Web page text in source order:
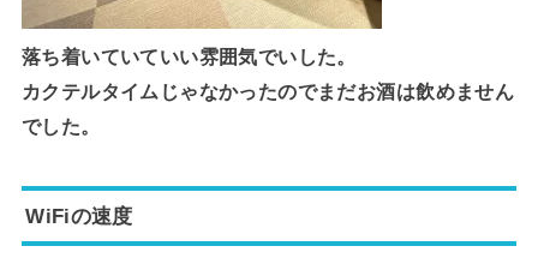
落ち着いていていい雰囲気でいした。
カクテルタイムじゃなかったのでまだお酒は飲めません
でした。
WiFiの速度